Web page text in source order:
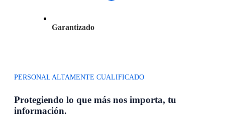
Garantizado
PERSONAL ALTAMENTE CUALIFICADO
Protegiendo lo que más nos importa, tu
información.